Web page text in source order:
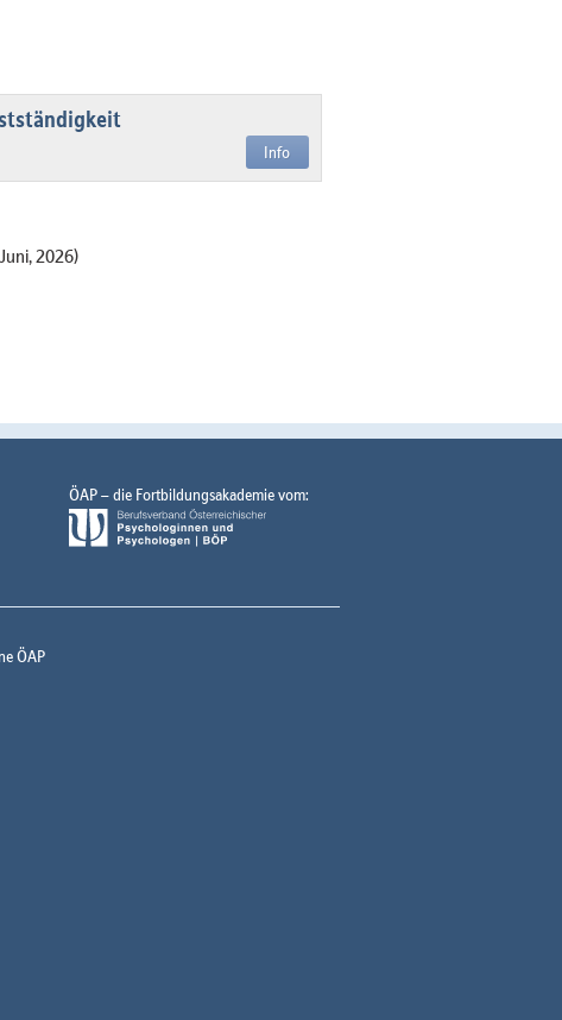
Info
2026)
ÖAP – die Fortbildungsakademie vom:
ÖAP